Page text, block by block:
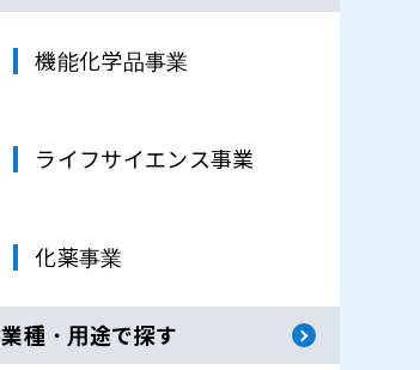
機能化学品事業
ライフサイエンス事業
化薬事業
業種・用途で探す